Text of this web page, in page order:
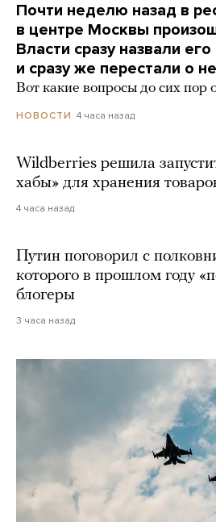
Почти неделю назад в
в центре Москвы
Власти сразу назвали
и сразу же перестали о
Вот какие вопросы до сих пор
НОВОСТИ 4 часа назад
Wildberries решила
хабы» для хранения
4 часа назад
Путин поговорил с
которого в прошлом году
блогеры
3 часа назад